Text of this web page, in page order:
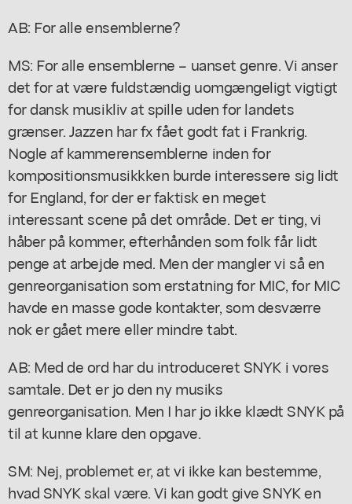
AB: For alle ensemblerne?
MS: For alle ensemblerne – uanset genre. Vi anser
det for at være fuldstændig uomgængeligt vigtigt
for dansk musikliv at spille uden for landets
grænser. Jazzen har fx fået godt fat i Frankrig.
Nogle af kammerensemblerne inden for
kompositionsmusikkken burde interessere sig lidt
for England, for der er faktisk en meget
interessant scene på det område. Det er ting, vi
håber på kommer, efterhånden som folk får lidt
penge at arbejde med. Men der mangler vi så en
genreorganisation som erstatning for MIC, for MIC
havde en masse gode kontakter, som desværre
nok er gået mere eller mindre tabt.
AB: Med de ord har du introduceret SNYK i vores
samtale. Det er jo den ny musiks
genreorganisation. Men I har jo ikke klædt SNYK på
til at kunne klare den opgave.
SM: Nej, problemet er, at vi ikke kan bestemme,
hvad SNYK skal være. Vi kan godt give SNYK en